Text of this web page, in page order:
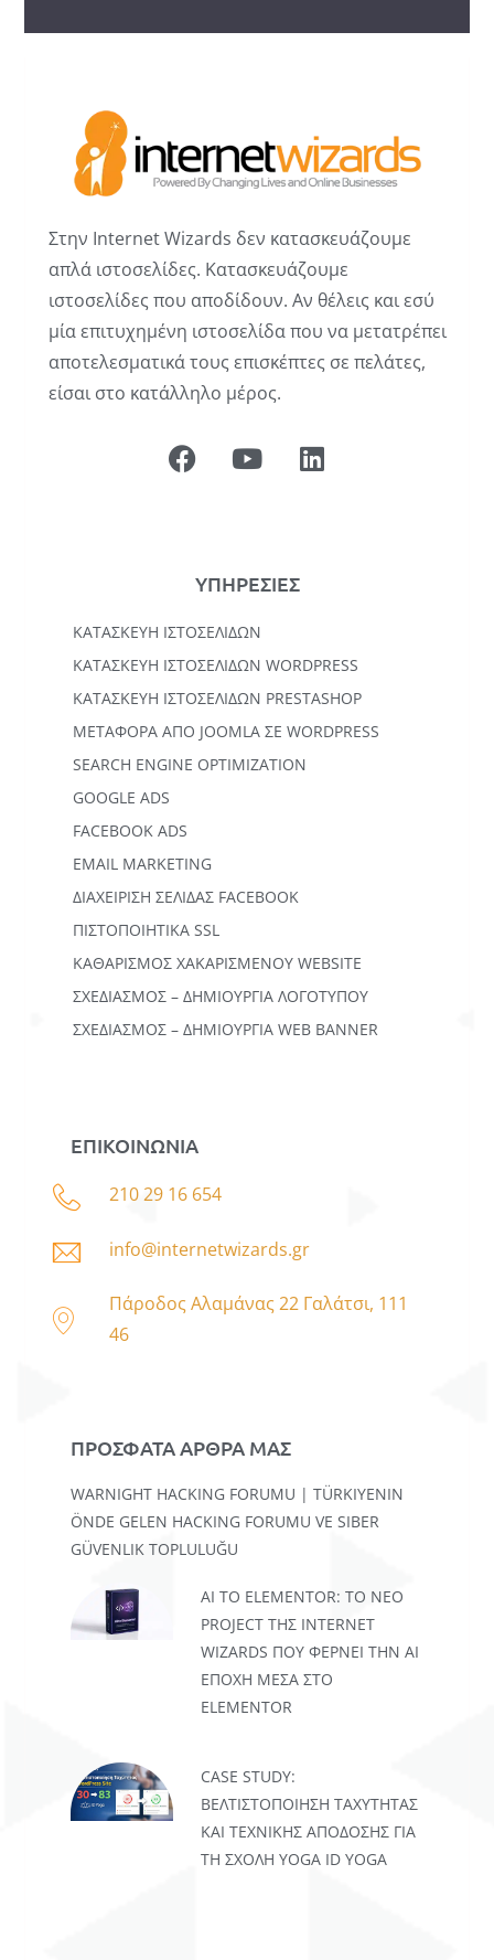
Στην Internet Wizards δεν κατασκευάζουμε
απλά ιστοσελίδες. Κατασκευάζουμε
ιστοσελίδες που αποδίδουν. Αν θέλεις και εσύ
μία επιτυχημένη ιστοσελίδα που να μετατρέπει
αποτελεσματικά τους επισκέπτες σε πελάτες,
είσαι στο κατάλληλο μέρος.
ΥΠΗΡΕΣΙΕΣ
ΚΑΤΑΣΚΕΥΉ ΙΣΤΟΣΕΛΊΔΩΝ
KΑΤΑΣΚΕΥΉ IΣΤΟΣΕΛΊΔΩΝ WORDPRESS
ΚΑΤΑΣΚΕΥΗ ΙΣΤΟΣΕΛΙΔΩΝ PRESTASHOP
ΜΕΤΑΦΟΡΆ ΑΠΌ JOOMLA ΣΕ WORDPRESS
SEARCH ENGINE OPTIMIZATION
GOOGLE ADS
FACEBOOK ADS
EMAIL MARKETING
ΔΙΑΧΕΙΡΙΣΗ ΣΕΛΙΔΑΣ FACEBOOK
ΠΙΣΤΟΠΟΙΗΤΙΚΑ SSL
ΚΑΘΑΡΙΣΜΟΣ ΧΑΚΑΡΙΣΜΕΝΟΥ WEBSITE
ΣΧΕΔΙΑΣΜΟΣ – ΔΗΜΙΟΥΡΓΙΑ ΛΟΓΟΤΥΠΟΥ
ΣΧΕΔΙΑΣΜΟΣ – ΔΗΜΙΟΥΡΓΙΑ WEB BANNER
ΕΠΙΚΟΙΝΩΝΙΑ
210 29 16 654
info@internetwizards.gr
Πάροδος Αλαμάνας 22 Γαλάτσι, 111
46
ΠΡΟΣΦΑΤΑ ΑΡΘΡΑ ΜΑΣ
WARNIGHT HACKING FORUMU | TÜRKIYENIN
ÖNDE GELEN HACKING FORUMU VE SIBER
GÜVENLIK TOPLULUĞU
AI TO ELEMENTOR: ΤΟ ΝΈΟ
PROJECT ΤΗΣ INTERNET
WIZARDS ΠΟΥ ΦΈΡΝΕΙ ΤΗΝ AI
ΕΠΟΧΉ ΜΈΣΑ ΣΤΟ
ELEMENTOR
CASE STUDY:
ΒΕΛΤΙΣΤΟΠΟΊΗΣΗ ΤΑΧΎΤΗΤΑΣ
ΚΑΙ ΤΕΧΝΙΚΉΣ ΑΠΌΔΟΣΗΣ ΓΙΑ
ΤΗ ΣΧΟΛΉ YOGA ID YOGA